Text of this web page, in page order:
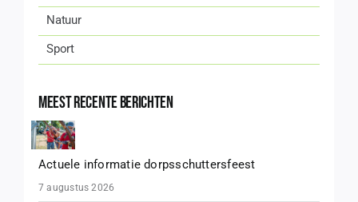
Natuur
Sport
Meest recente berichten
Actuele informatie dorpsschuttersfeest
7 augustus 2026